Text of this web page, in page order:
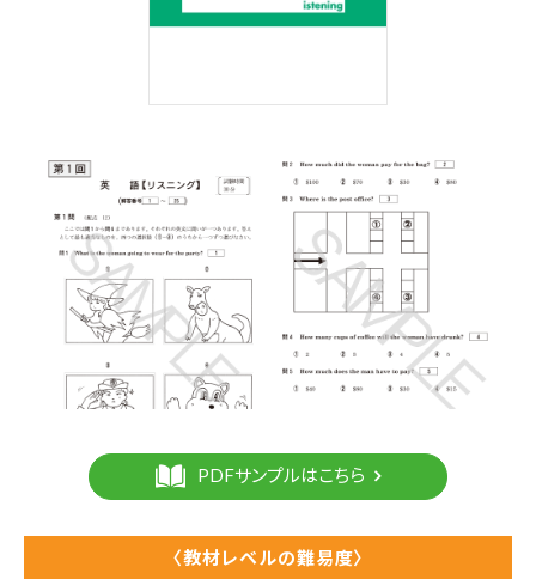
PDFサンプルはこちら
〈教材レベルの難易度〉